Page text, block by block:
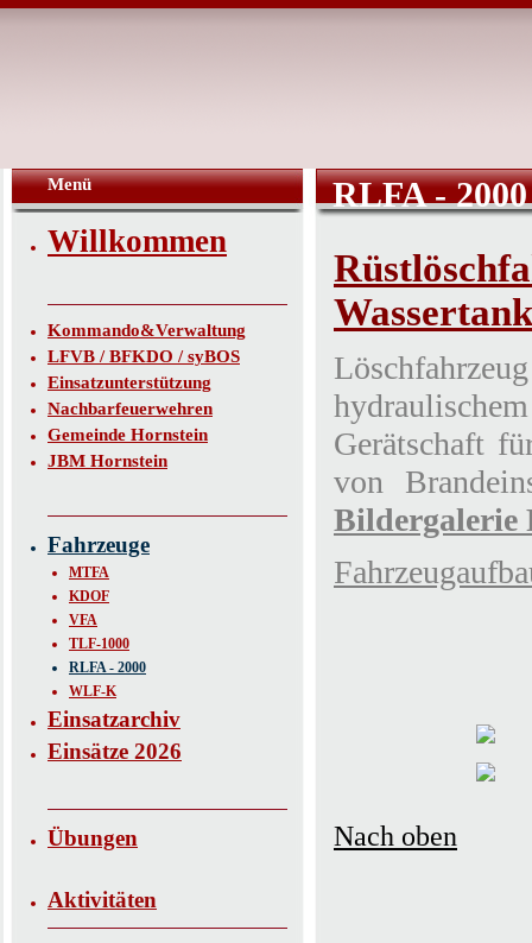
Menü
Willkommen
Kommando&Verwaltung
LFVB / BFKDO / syBOS
Einsatzunterstützung
Nachbarfeuerwehren
Gemeinde Hornstein
JBM Hornstein
Fahrzeuge
MTFA
KDOF
VFA
TLF-1000
RLFA - 2000
WLF-K
Einsatzarchiv
Einsätze 2026
Übungen
Aktivitäten
RLFA - 2000
Wassertank
Gerätschaft
von
Bildergalerie
Nach oben